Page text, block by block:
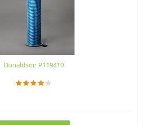
Donaldson P119410